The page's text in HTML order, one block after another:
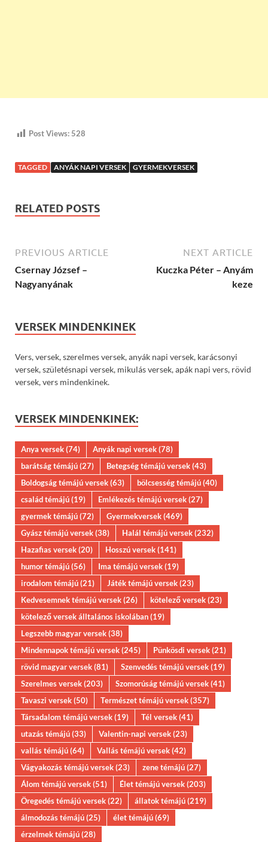
Post Views: 528
TAGGED ANYÁK NAPI VERSEK GYERMEKVERSEK
RELATED POSTS
PREVIOUS ARTICLE
Csernay József –
Nagyanyának
NEXT ARTICLE
Kuczka Péter – Anyám
keze
VERSEK MINDENKINEK
Vers, versek, szerelmes versek, anyák napi versek, karácsonyi
versek, születésnapi versek, mikulás versek, apák napi vers, rövid
versek, vers mindenkinek.
VERSEK MINDENKINEK:
Anya versek(74) Anyák napi versek(78)
barátság témájú(27) Betegség témájú versek(43)
Boldogság témájú versek(63) bölcsesség témájú(40)
család témájú(19) Emlékezés témájú versek(27)
gyermek témájú(72) Gyermekversek(469)
Gyász témájú versek(38) Halál témájú versek(232)
Hazafias versek(20) Hosszú versek(141)
humor témájú(56) Ima témájú versek(19)
irodalom témájú(21) Játék témájú versek(23)
Kedvesemnek témájú versek(26) kötelező versek(23)
kötelező versek álltalános iskolában(19)
Legszebb magyar versek(38)
Mindennapok témájú versek(245) Pünkösdi versek(21)
rövid magyar versek(81) Szenvedés témájú versek(19)
Szerelmes versek(203) Szomorúság témájú versek(41)
Tavaszi versek(50) Természet témájú versek(357)
Társadalom témájú versek(19) Tél versek(41)
utazás témájú(33) Valentin-napi versek(23)
vallás témájú(64) Vallás témájú versek(42)
Vágyakozás témájú versek(23) zene témájú(27)
Álom témájú versek(51) Élet témájú versek(203)
Öregedés témájú versek(22) állatok témájú(219)
álmodozás témájú(25) élet témájú(69)
érzelmek témájú(28)